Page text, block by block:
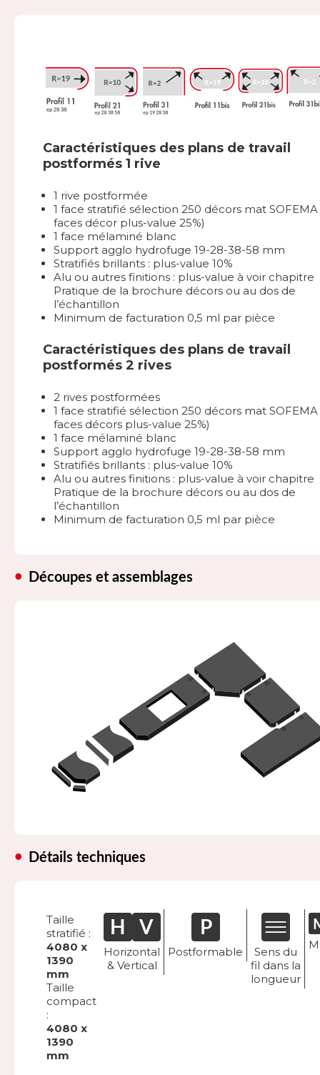
Caractéristiques des plans de travail
postformés 1 rive
1 rive postformée
1 face stratifié sélection 250 décors mat SOFEMA
faces décor plus-value 25%)
1 face mélaminé blanc
Support agglo hydrofuge 19-28-38-58 mm
Stratifiés brillants : plus-value 10%
Alu ou autres finitions : plus-value à voir chapitre
Pratique de la brochure décors ou au dos de
l’échantillon
Minimum de facturation 0,5 ml par pièce
Caractéristiques des plans de travail
postformés 2 rives
2 rives postformées
1 face stratifié sélection 250 décors mat SOFEMA
faces décors plus-value 25%)
1 face mélaminé blanc
Support agglo hydrofuge 19-28-38-58 mm
Stratifiés brillants : plus-value 10%
Alu ou autres finitions : plus-value à voir chapitre
Pratique de la brochure décors ou au dos de
l’échantillon
Minimum de facturation 0,5 ml par pièce
Découpes et assemblages
Détails techniques
Taille
stratifié :
4080 x
1390
mm
Taille
compact
:
4080 x
1390
mm
Horizontal
& Vertical
Postformable
Sens du
fil dans la
longueur